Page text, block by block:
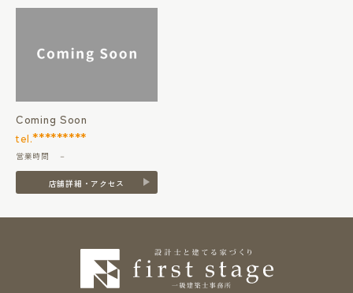
Coming Soon
tel.*********
営業時間 －
店舗詳細・アクセス